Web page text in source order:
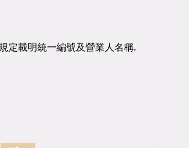
定載明統一編號及營業人名稱.